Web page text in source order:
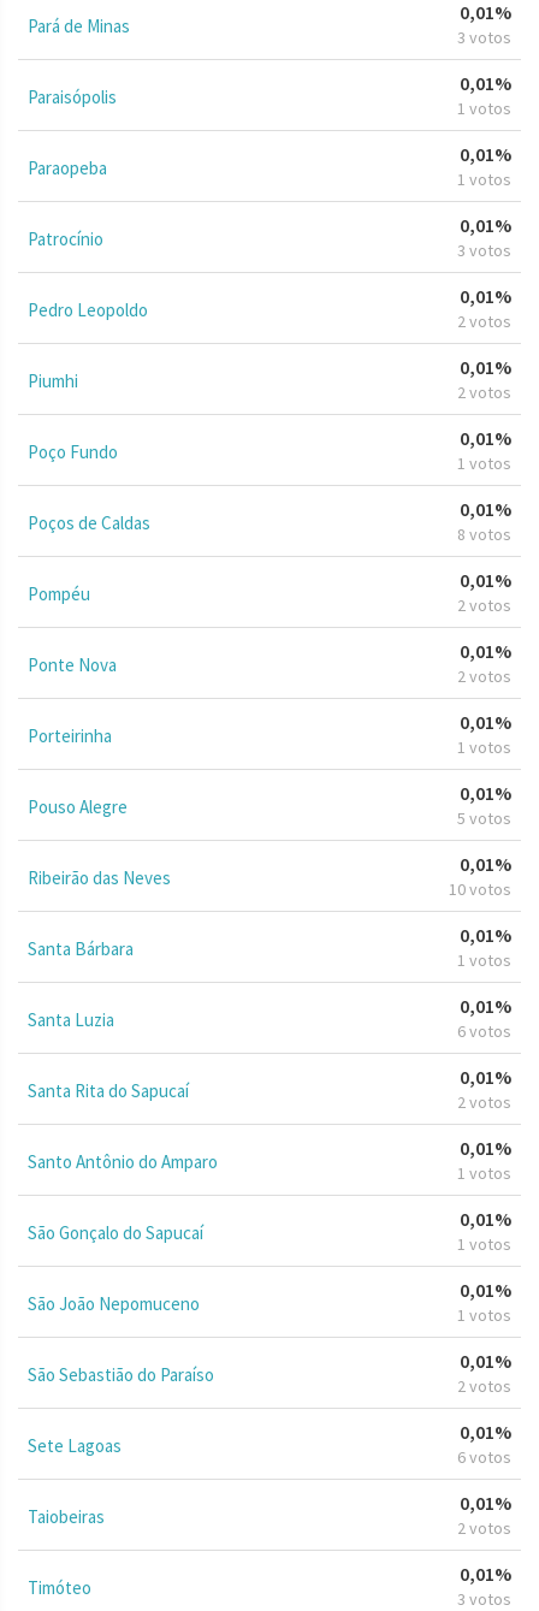
Pará de Minas
0,01%
3 votos
Paraisópolis
0,01%
1 votos
Paraopeba
0,01%
1 votos
Patrocínio
0,01%
3 votos
Pedro Leopoldo
0,01%
2 votos
Piumhi
0,01%
2 votos
Poço Fundo
0,01%
1 votos
Poços de Caldas
0,01%
8 votos
Pompéu
0,01%
2 votos
Ponte Nova
0,01%
2 votos
Porteirinha
0,01%
1 votos
Pouso Alegre
0,01%
5 votos
Ribeirão das Neves
0,01%
10 votos
Santa Bárbara
0,01%
1 votos
Santa Luzia
0,01%
6 votos
Santa Rita do Sapucaí
0,01%
2 votos
Santo Antônio do Amparo
0,01%
1 votos
São Gonçalo do Sapucaí
0,01%
1 votos
São João Nepomuceno
0,01%
1 votos
São Sebastião do Paraíso
0,01%
2 votos
Sete Lagoas
0,01%
6 votos
Taiobeiras
0,01%
2 votos
Timóteo
0,01%
3 votos